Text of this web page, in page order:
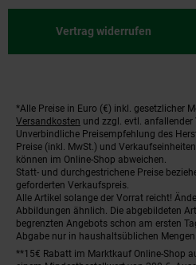
Vertrag widerrufen
Fußnoten
*Alle Preise in Euro (€) inkl. gesetzlicher
Versandkosten und zzgl. evtl.
Unverbindliche Preisempfehlung des
Preise (inkl. MwSt.) und
können im Online-Shop abweichen.
Statt- und durchgestrichene Preise
geforderten Verkaufspreis.
Alle Artikel solange der Vorrat reicht!
Abbildungen ähnlich. Die abgebildeten
begrenzten Angebots schon am ersten
Abgabe nur in haushaltsüblichen Mengen!
**15€ Rabatt im Marktkauf Online-Shop